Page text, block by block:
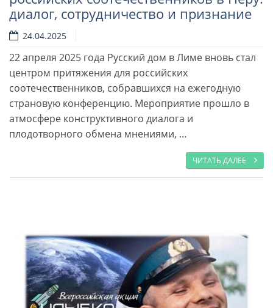
Читать далее
диалог, сотрудничество и признание
24.04.2025
22 апреля 2025 года Русский дом в Лиме вновь стал
центром притяжения для российских
соотечественников, собравшихся на ежегодную
страновую конференцию. Мероприятие прошло в
атмосфере конструктивного диалога и
плодотворного обмена мнениями, …
ЧИТАТЬ ДАЛЕЕ